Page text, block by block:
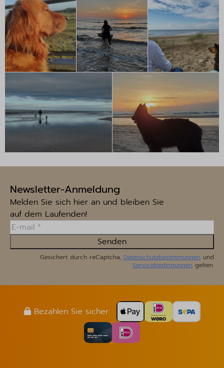
Newsletter-Anmeldung
Melden Sie sich hier an und bleiben Sie
auf dem Laufenden!
Senden
Gesichert durch reCaptcha, Datenschutzbestimmungen und
Servicebedingungen gelten.
Bezahlen Sie sicher